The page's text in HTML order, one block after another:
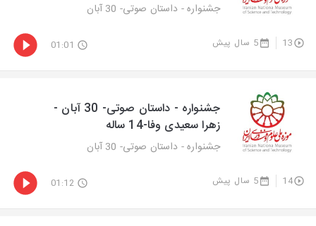
جشنواره - داستان صوتی- 30 آبان
13 5 سال پیش 01:01
جشنواره - داستان صوتی- 30 آبان -
زهرا سعیدی وفا-14 ساله
جشنواره - داستان صوتی- 30 آبان
14 5 سال پیش 01:12